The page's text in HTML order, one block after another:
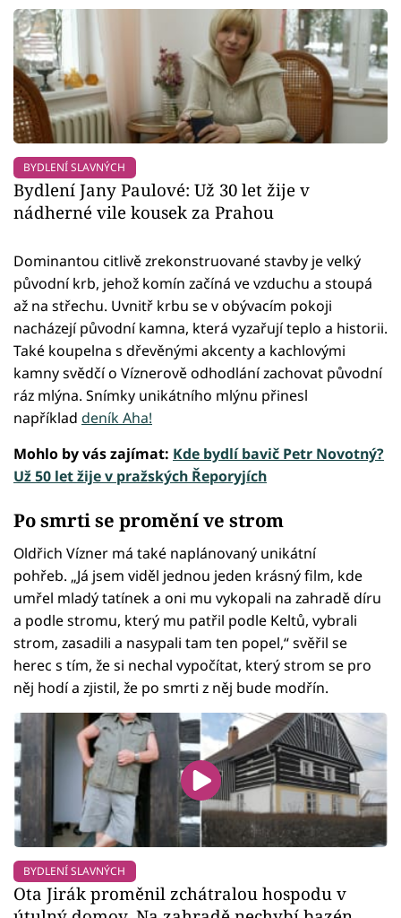
BYDLENÍ SLAVNÝCH
Bydlení Jany Paulové: Už 30 let žije v
nádherné vile kousek za Prahou
Dominantou citlivě zrekonstruované stavby je velký
původní krb, jehož komín začíná ve vzduchu a stoupá
až na střechu. Uvnitř krbu se v obývacím pokoji
nacházejí původní kamna, která vyzařují teplo a historii.
Také koupelna s dřevěnými akcenty a kachlovými
kamny svědčí o Víznerově odhodlání zachovat původní
ráz mlýna. Snímky unikátního mlýnu přinesl
například deník Aha!
Mohlo by vás zajímat: Kde bydlí bavič Petr Novotný?
Už 50 let žije v pražských Řeporyjích
Po smrti se promění ve strom
Oldřich Vízner má také naplánovaný unikátní
pohřeb. „Já jsem viděl jednou jeden krásný film, kde
umřel mladý tatínek a oni mu vykopali na zahradě díru
a podle stromu, který mu patřil podle Keltů, vybrali
strom, zasadili a nasypali tam ten popel,“ svěřil se
herec s tím, že si nechal vypočítat, který strom se pro
něj hodí a zjistil, že po smrti z něj bude modřín.
BYDLENÍ SLAVNÝCH
Ota Jirák proměnil zchátralou hospodu v